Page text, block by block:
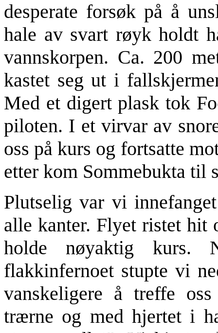
desperate forsøk på å
hale av svart røyk holdt
vannskorpen. Ca. 200
kastet seg ut i
Med et digert plask tok
piloten. I et virvar av
oss på kurs og fortsatte
etter kom Sommebukta til
Plutselig var vi
alle kanter. Flyet ristet hit
holde nøyaktig
flakkinfernoet stupte vi
vanskeligere å treffe
trærne og med hjertet i